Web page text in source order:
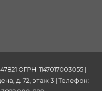
ОГРН: 1147017003055 |
д. 72, этаж 3 | Телефон: